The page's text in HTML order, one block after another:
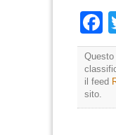
il feed
sito.